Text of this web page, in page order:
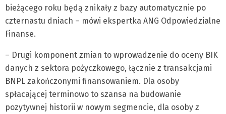
bieżącego roku będą znikały z bazy automatycznie po
czternastu dniach – mówi ekspertka ANG Odpowiedzialne
Finanse.
– Drugi komponent zmian to wprowadzenie do oceny BIK
danych z sektora pożyczkowego, łącznie z transakcjami
BNPL zakończonymi finansowaniem. Dla osoby
spłacającej terminowo to szansa na budowanie
pozytywnej historii w nowym segmencie, dla osoby z